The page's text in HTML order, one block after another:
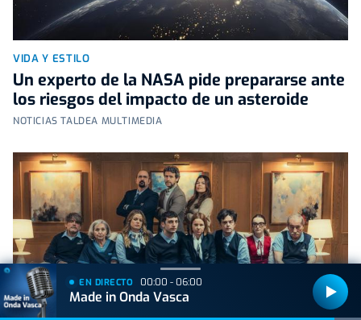
VIDA Y ESTILO
Un experto de la NASA pide prepararse ante
los riesgos del impacto de un asteroide
NOTICIAS TALDEA MULTIMEDIA
EN DIRECTO 00:00 - 06:00
Made in Onda Vasca